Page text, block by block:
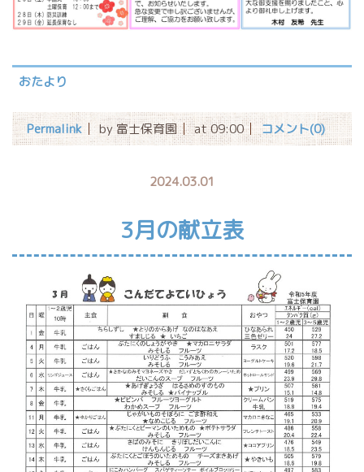
おたより
Permalink by 富士保育園 at 09:00 コメント(0)
2024.03.01
3月の献立表